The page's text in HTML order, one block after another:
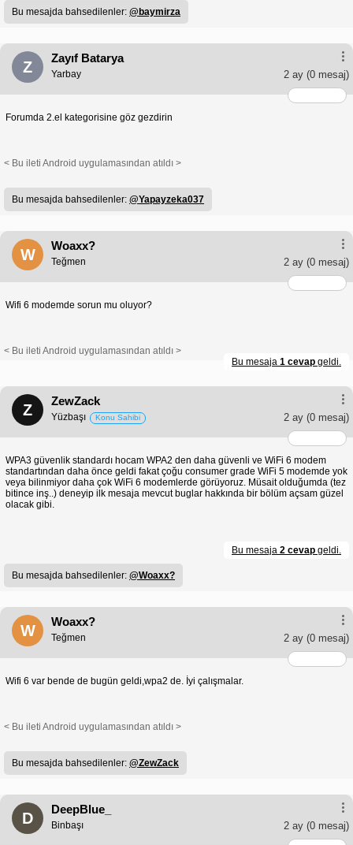
Bu mesajda bahsedilenler: @baymirza
Z
Zayıf Batarya
2 ay (0 mesaj)
Yarbay
Forumda 2.el kategorisine göz gezdirin
< Bu ileti Android uygulamasından atıldı >
Bu mesajda bahsedilenler: @Yapayzeka037
W
Woaxx?
2 ay (0 mesaj)
Teğmen
Wifi 6 modemde sorun mu oluyor?
< Bu ileti Android uygulamasından atıldı >
Bu mesaja 1 cevap geldi.
Z
ZewZack
2 ay (0 mesaj)
Yüzbaşı Konu Sahibi
WPA3 güvenlik standardı hocam WPA2 den daha güvenli ve WiFi 6 modem
standartından daha önce geldi fakat çoğu consumer grade WiFi 5 modemde yok
veya bilinmiyor daha çok WiFi 6 modemlerde görüyoruz. Müsait olduğumda (tez
bitince inş..) deneyip ilk mesaja mevcut buglar hakkında bir bölüm açsam güzel
olacak gibi.
Bu mesaja 2 cevap geldi.
Bu mesajda bahsedilenler: @Woaxx?
W
Woaxx?
2 ay (0 mesaj)
Teğmen
Wifi 6 var bende de bugün geldi,wpa2 de. İyi çalışmalar.
< Bu ileti Android uygulamasından atıldı >
Bu mesajda bahsedilenler: @ZewZack
D
DeepBlue_
2 ay (0 mesaj)
Binbaşı